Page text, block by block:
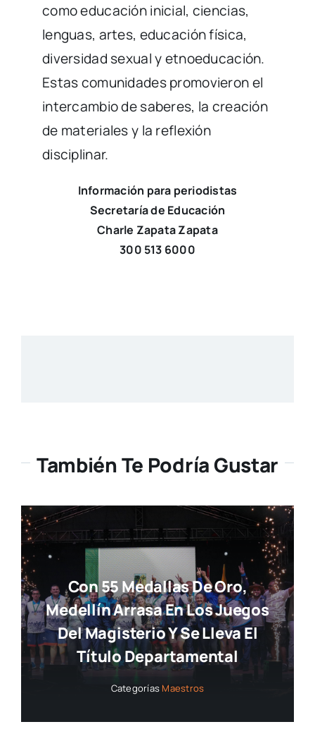
como educación inicial, ciencias,
lenguas, artes, educación física,
diversidad sexual y etnoeducación.
Estas comunidades promovieron el
intercambio de saberes, la creación
de materiales y la reflexión
disciplinar.
Información para periodistas
Secretaría de Educación
Charle Zapata Zapata
300 513 6000
También Te Podría Gustar
Con 55 Medallas De Oro,
Medellín Arrasa En Los Juegos
Del Magisterio Y Se Lleva El
Título Departamental
Categorías Maestros